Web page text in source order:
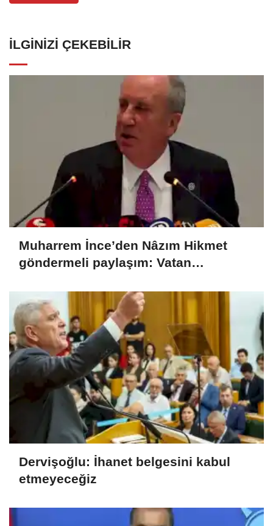
İLGINIZI ÇEKEBILIR
Muharrem İnce’den Nâzım Hikmet
göndermeli paylaşım: Vatan
Dervişoğlu: İhanet belgesini kabul
etmeyeceğiz